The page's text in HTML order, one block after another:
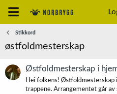
Stikkord
østfoldmesterskap
Østfoldmesterskap i
Hei folkens! Østfoldmesterskap
trappene. Arrangementet går av